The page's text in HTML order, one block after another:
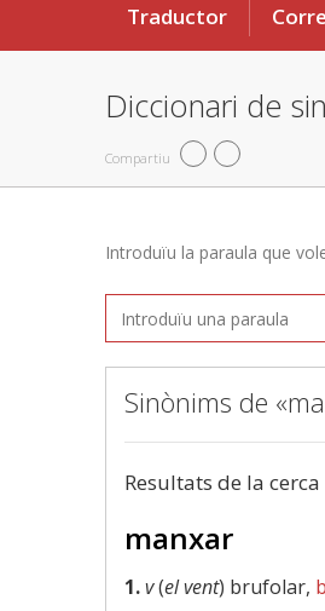
Traductor
Diccionari de
Compartiu
Introduïu la paraula que
Sinònims de
Resultats de la cerca
manxar
1.v(el vent) brufolar,